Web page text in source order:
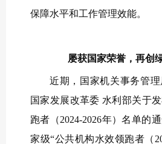
保障水平和工作管理效能。
屡获国家荣誉，再创
近期，国家机关事务管
国家发展改革委 水利部关于
跑者（2024-2026年）名单的
家级“公共机构水效领跑者（